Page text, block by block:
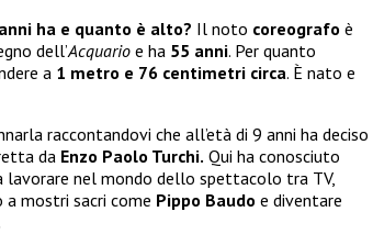
ha e quanto è alto? Il noto coreografo è
dell’Acquario e ha 55 anni. Per quanto
a 1 metro e 76 centimetri circa. È nato e
raccontandovi che all’età di 9 anni ha deciso
da Enzo Paolo Turchi. Qui ha conosciuto
lavorare nel mondo dello spettacolo tra TV,
mostri sacri come Pippo Baudo e diventare